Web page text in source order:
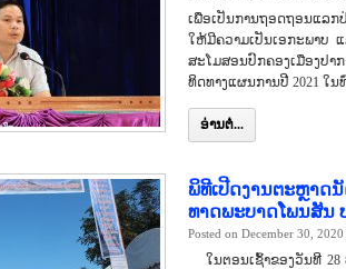
ເພື່ອເປັນການຖອດຖອນແລກ
ໃຫ້ມີຄວາມເປັນເອກະພາບ
ສະໂມສອນປົກຄອງເມືອງປ
ທິດທາງແຜນການປີ 2021 ໃ
ອ່ານຕໍ່...
ພິທີເປີດງານຕະຫຼາດ
ທາດພະບາດໂພນສັນ
Posted on December 30, 2020
ໃນຕອນເຊົ້າຂອງວັນທີ 28